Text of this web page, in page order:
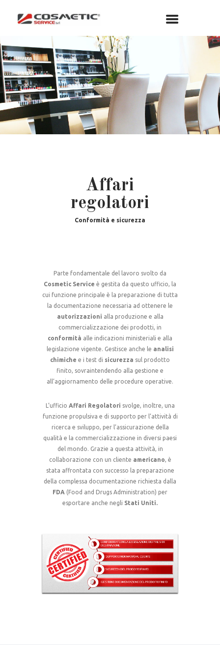
Affari
regolatori
Conformità e sicurezza
Parte fondamentale del lavoro svolto da
Cosmetic Service è gestita da questo ufficio, la
cui funzione principale è la preparazione di tutta
la documentazione necessaria ad ottenere le
autorizzazioni alla produzione e alla
commercializzazione dei prodotti, in
conformità alle indicazioni ministeriali e alla
legislazione vigente. Gestisce anche le analisi
chimiche e i test di sicurezza sul prodotto
finito, sovraintendendo alla gestione e
all’aggiornamento delle procedure operative.
L’ufficio Affari Regolatori svolge, inoltre, una
funzione propulsiva e di supporto per l’attività di
ricerca e sviluppo, per l’assicurazione della
qualità e la commercializzazione in diversi paesi
del mondo. Grazie a questa attività, in
collaborazione con un cliente americano , è
stata affrontata con successo la preparazione
della complessa documentazione richiesta dalla
FDA (Food and Drugs Administration) per
esportare anche negli Stati Uniti.